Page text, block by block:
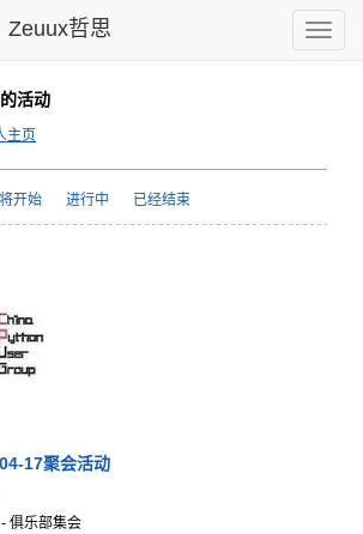
Toggle
Zeuux哲思
活动
主页
开始 进行中 已经结束
17聚会活动
俱乐部集会